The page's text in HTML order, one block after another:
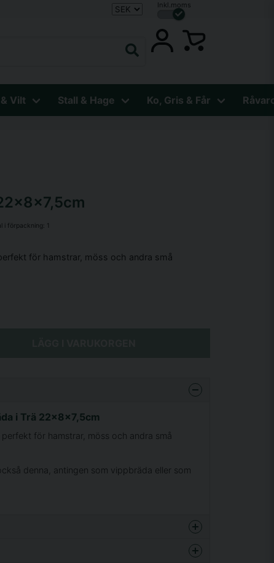
Inkl.moms
Vilt Stall & Hage Ko, Gris & Får
i förpackning: 1
för hamstrar, möss och andra små
i Trä 22x8x7,5cm
för hamstrar, möss och andra små
denna, antingen som vippbräda eller som